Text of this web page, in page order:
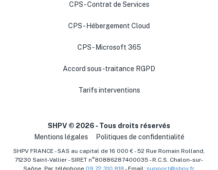
CPS - Contrat de Services
CPS - Hébergement Cloud
CPS - Microsoft 365
Accord sous-traitance RGPD
Tarifs interventions
SHPV © 2026 - Tous droits réservés
Mentions légales
Politiques de confidentialité
SHPV FRANCE - SAS au capital de 16 000 € - 52 Rue Romain Rolland,
71230 Saint-Vallier - SIRET n°80886287400035 - R.C.S. Chalon-sur-
Saône. Par téléphone 09 72 310 818 - Email: support@shpv.fr